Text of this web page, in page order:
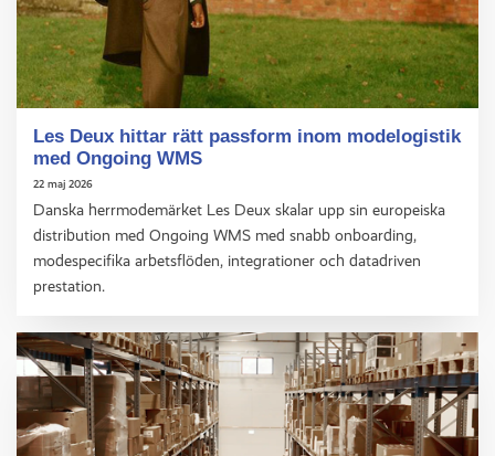
Les Deux hittar rätt passform inom modelogistik
med Ongoing WMS
22 maj 2026
Danska herrmodemärket Les Deux skalar upp sin europeiska
distribution med Ongoing WMS med snabb onboarding,
modespecifika arbetsflöden, integrationer och datadriven
prestation.